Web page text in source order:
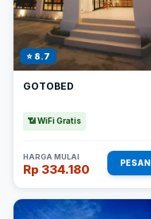
⭐ 8.7
GOTOBED
📶 WiFi Gratis
HARGA MULAI
Rp 334.180 PESAN